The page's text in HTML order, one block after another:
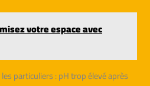
votre espace avec
particuliers : pH trop élevé après